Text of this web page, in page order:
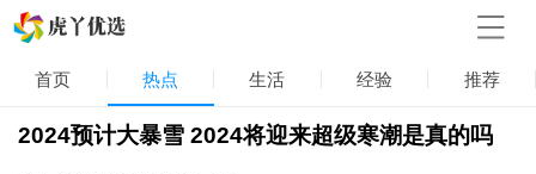
首页 热点 生活 经验 推荐
2024预计大暴雪 2024将迎来超级寒潮是真的吗